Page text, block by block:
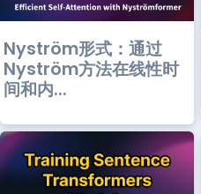
Nyström形式：通过
Nyström方法在线性时
间和内...